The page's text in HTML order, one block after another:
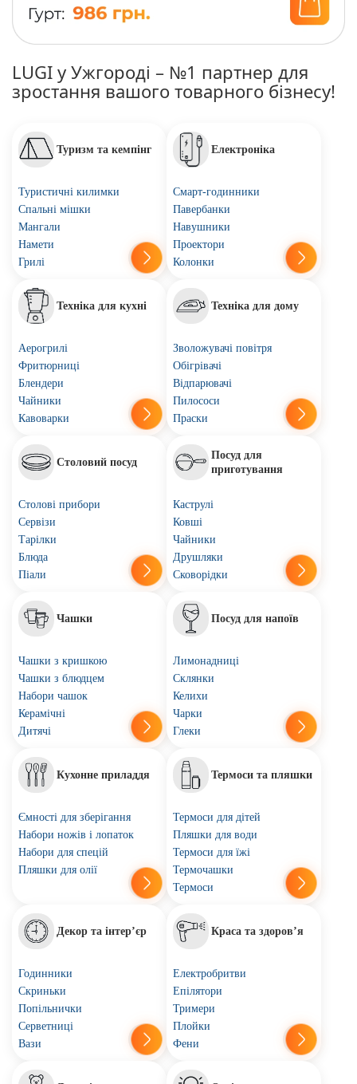
LUGI у Ужгороді – №1 партнер для
зростання вашого товарного бізнесу!
Туризм та кемпінг
Туристичні килимки
Спальні мішки
Мангали
Намети
Грилі
Електроніка
Смарт-годинники
Павербанки
Навушники
Проектори
Колонки
Техніка для кухні
Аерогрилі
Фритюрниці
Блендери
Чайники
Кавоварки
Техніка для дому
Зволожувачі повітря
Обігрівачі
Відпарювачі
Пилососи
Праски
Столовий посуд
Столові прибори
Сервізи
Тарілки
Блюда
Піали
Посуд для
приготування
Каструлі
Ковші
Чайники
Друшляки
Сковорідки
Чашки
Чашки з кришкою
Чашки з блюдцем
Набори чашок
Керамічні
Дитячі
Посуд для напоїв
Лимонадниці
Склянки
Келихи
Чарки
Глеки
Кухонне приладдя
Ємності для зберігання
Набори ножів і лопаток
Набори для спецій
Пляшки для олії
Термоси та пляшки
Термоси для дітей
Пляшки для води
Термоси для їжі
Термочашки
Термоси
Декор та інтер’єр
Годинники
Скриньки
Попільнички
Серветниці
Вази
Краса та здоров’я
Електробритви
Епілятори
Тримери
Плойки
Фени